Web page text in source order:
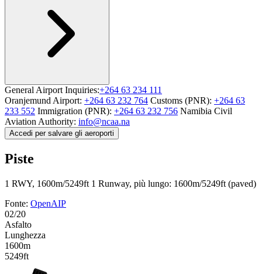
General Airport Inquiries:+264 63 234 111
Oranjemund Airport: +264 63 232 764 Customs (PNR): +264 63
233 552 Immigration (PNR): +264 63 232 756 Namibia Civil
Aviation Authority: info@ncaa.na
Accedi per salvare gli aeroporti
Piste
1 RWY, 1600m/5249ft 1 Runway, più lungo: 1600m/5249ft (paved)
Fonte: OpenAIP
02/20
Asfalto
Lunghezza
1600m
5249ft